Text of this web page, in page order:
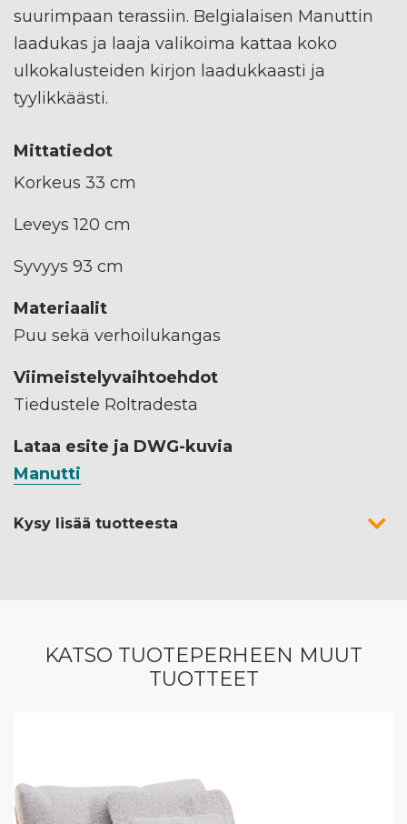
suurimpaan terassiin. Belgialaisen Manuttin
laadukas ja laaja valikoima kattaa koko
ulkokalusteiden kirjon laadukkaasti ja
tyylikkäästi.
Mittatiedot
Korkeus 33 cm
Leveys 120 cm
Syvyys 93 cm
Materiaalit
Puu sekä verhoilukangas
Viimeistelyvaihtoehdot
Tiedustele Roltradesta
Lataa esite ja DWG-kuvia
Manutti
Kysy lisää tuotteesta
KATSO TUOTEPERHEEN MUUT
TUOTTEET